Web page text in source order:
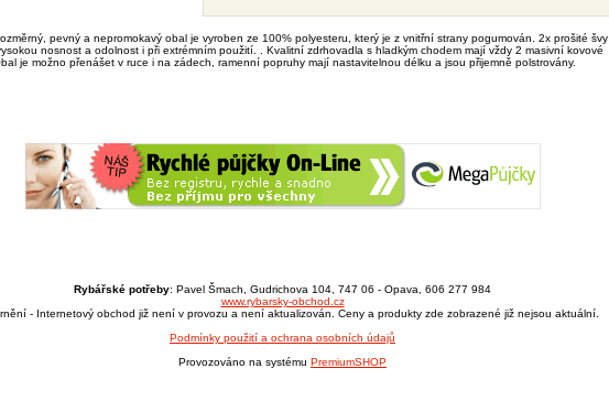
pevný a nepromokavý obal je vyroben ze 100% polyesteru, který je z vnitřní strany pogumován. 2x prošité švy
nosnost a odolnost i při extrémním použití. . Kvalitní zdrhovadla s hladkým chodem mají vždy 2 masivní kovové
je možno přenášet v ruce i na zádech, ramenní popruhy mají nastavitelnou délku a jsou přijemně polstrovány.
Rybářské potřeby: Pavel Šmach, Gudrichova 104, 747 06 - Opava, 606 277 984
www.rybarsky-obchod.cz
- Internetový obchod již není v provozu a není aktualizován. Ceny a produkty zde zobrazené již nejsou aktuální.
Podmínky použití a ochrana osobních údajů
Provozováno na systému PremiumSHOP